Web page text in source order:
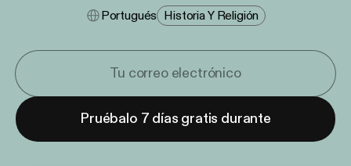
Portugués Historia Y Religión
Pruébalo 7 días gratis durante